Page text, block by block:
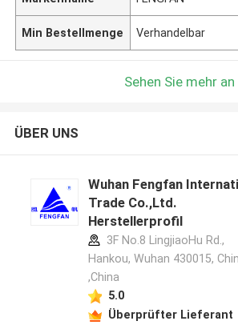
Min Bestellmenge Verhandelbar
Sehen Sie mehr an
ÜBER UNS
Wuhan Fengfan
Trade Co.,Ltd.
Herstellerprofil
3F No.8 LingjiaoHu Rd.,
Hankou, Wuhan 430015,
,China
5.0
Überprüfter Lieferant